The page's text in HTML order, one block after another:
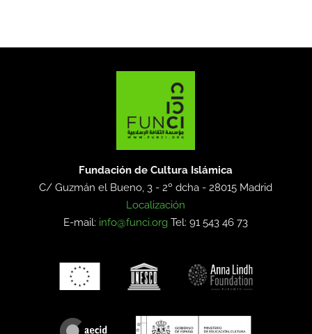
Fundación de Cultura Islámica
C/ Guzmán el Bueno, 3 - 2º dcha -28015 Madrid
Localización
E-mail: info@funci.org Tel: 91 543 46 73